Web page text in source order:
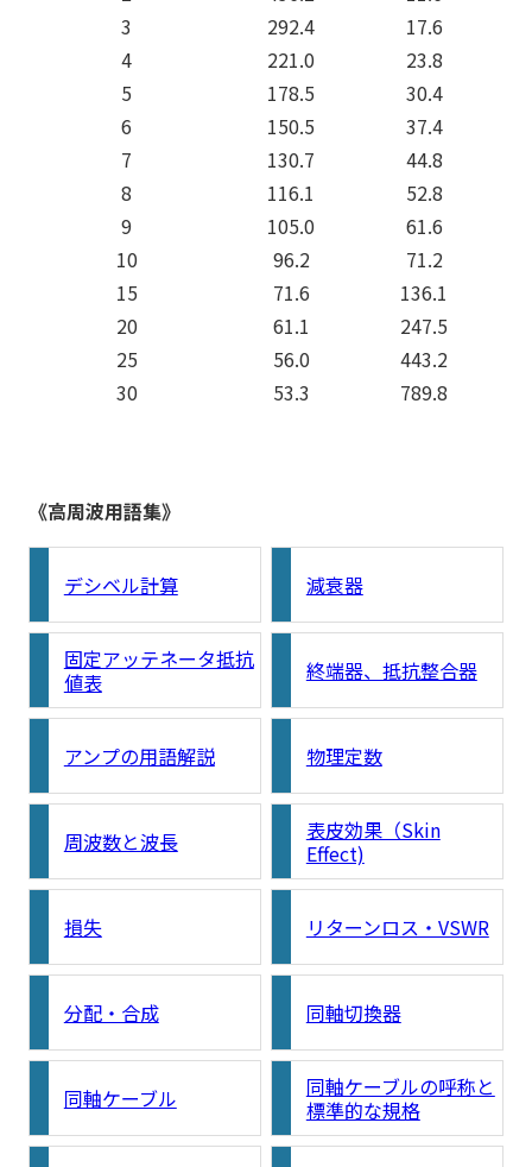
3
292.4
17.6
4
221.0
23.8
5
178.5
30.4
6
150.5
37.4
7
130.7
44.8
8
116.1
52.8
9
105.0
61.6
10
96.2
71.2
15
71.6
136.1
20
61.1
247.5
25
56.0
443.2
30
53.3 789.8
《高周波用語集》
デシベル計算 減衰器
固定アッテネータ抵抗
値表
終端器、抵抗整合器
アンプの用語解説 物理定数
周波数と波長
表皮効果（Skin
Effect)
損失 リターンロス・VSWR
分配・合成 同軸切換器
同軸ケーブル
同軸ケーブルの呼称と
標準的な規格